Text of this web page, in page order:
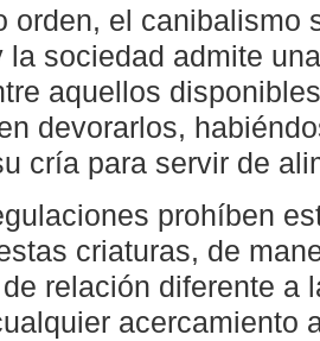
orden, el canibalismo
la sociedad admite
aquellos
devorarlos,
cría para servir de
prohíben
criaturas, de
relación diferente a
acercamiento